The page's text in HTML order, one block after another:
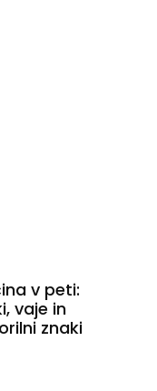
v peti:
vaje in
znaki